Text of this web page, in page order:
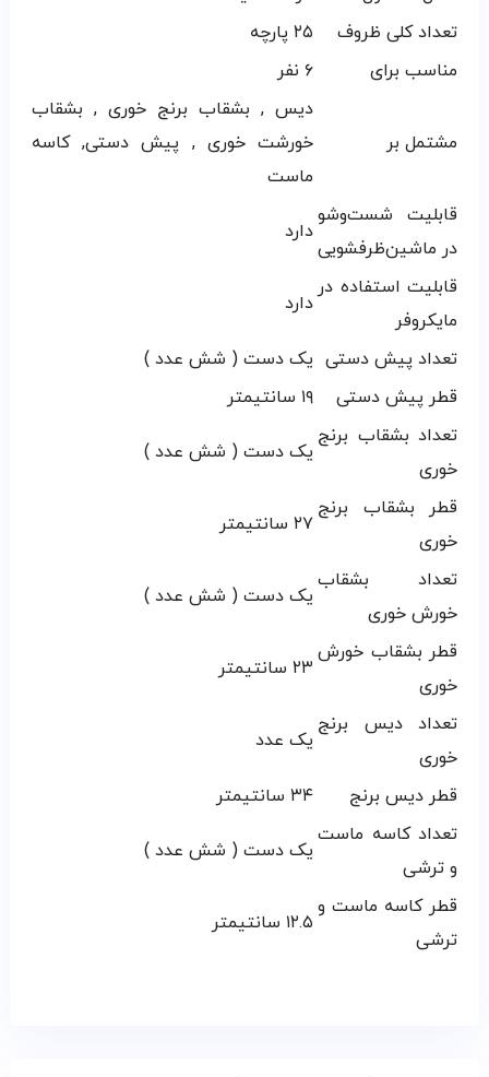
تعداد کلی ظروف
۲۵ پارچه
مناسب برای
۶ نفر
مشتمل بر
دیس , بشقاب برنج خوری , بشقاب
خورشت خوری , پیش دستی, کاسه
ماست
قابلیت شست‌وشو
در ماشین‌ظرفشویی
دارد
قابلیت استفاده در
مایکروفر
دارد
تعداد پیش دستی یک دست ( شش عدد )
قطر پیش دستی
۱۹ سانتیمتر
تعداد بشقاب برنج
خوری
یک دست ( شش عدد )
قطر بشقاب برنج
خوری
۲۷ سانتیمتر
تعداد بشقاب
خورش خوری
یک دست ( شش عدد )
قطر بشقاب خورش
خوری
۲۳ سانتیمتر
تعداد دیس برنج
خوری
یک عدد
قطر دیس برنج
۳۴ سانتیمتر
تعداد کاسه ماست
و ترشی
یک دست ( شش عدد )
قطر کاسه ماست و
ترشی
۱۲.۵ سانتیمتر